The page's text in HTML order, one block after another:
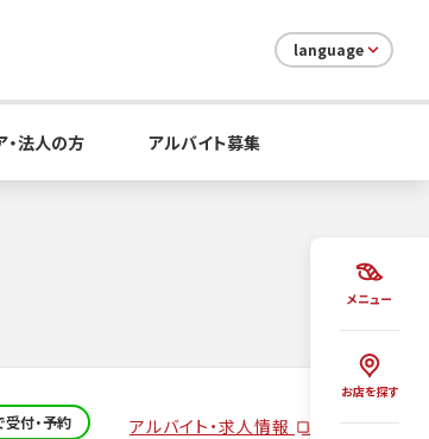
メニュー
お店を探す
language
・法人の方 アルバイト募集
受付・予約 アルバイト・求人情報